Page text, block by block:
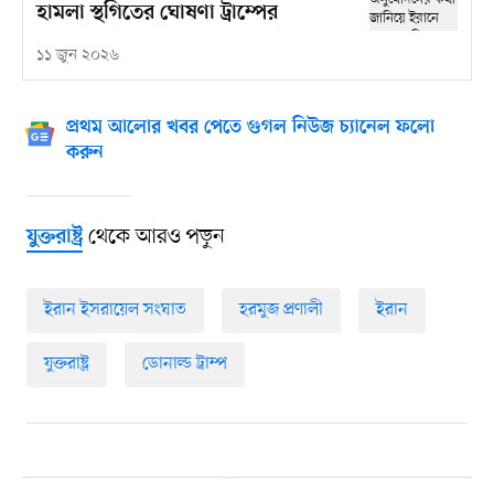
হামলা স্থগিতের ঘোষণা ট্রাম্পের
১১ জুন ২০২৬
প্রথম আলোর খবর পেতে গুগল নিউজ চ্যানেল ফলো
করুন
যুক্তরাষ্ট্রথেকে আরও পড়ুন
ইরান ইসরায়েল সংঘাত হরমুজ প্রণালী ইরান
যুক্তরাষ্ট্র ডোনাল্ড ট্রাম্প